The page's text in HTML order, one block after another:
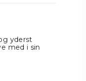
yderst
med i sin